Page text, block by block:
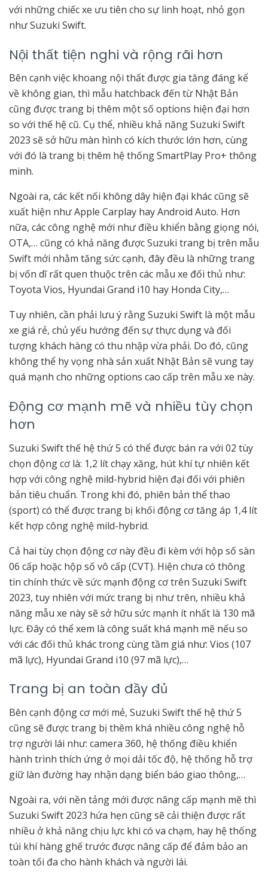
với những chiếc xe ưu tiên cho sự linh hoạt, nhỏ gọn
như Suzuki Swift.
Nội thất tiện nghi và rộng rãi hơn
Bên cạnh việc khoang nội thất được gia tăng đáng kể
về không gian, thì mẫu hatchback đến từ Nhật Bản
cũng được trang bị thêm một số options hiện đại hơn
so với thế hệ cũ. Cụ thể, nhiều khả năng Suzuki Swift
2023 sẽ sở hữu màn hình có kích thước lớn hơn, cùng
với đó là trang bị thêm hệ thống SmartPlay Pro+ thông
minh.
Ngoài ra, các kết nối không dây hiện đại khác cũng sẽ
xuất hiện như Apple Carplay hay Android Auto. Hơn
nữa, các công nghệ mới như điều khiển bằng giọng nói,
OTA,… cũng có khả năng được Suzuki trang bị trên mẫu
Swift mới nhằm tăng sức cạnh, đây đều là những trang
bị vốn dĩ rất quen thuộc trên các mẫu xe đối thủ như:
Toyota Vios, Hyundai Grand i10 hay Honda City,…
Tuy nhiên, cần phải lưu ý rằng Suzuki Swift là một mẫu
xe giá rẻ, chủ yếu hướng đến sự thực dụng và đối
tượng khách hàng có thu nhập vừa phải. Do đó, cũng
không thể hy vọng nhà sản xuất Nhật Bản sẽ vung tay
quá mạnh cho những options cao cấp trên mẫu xe này.
Động cơ mạnh mẽ và nhiều tùy chọn
hơn
Suzuki Swift thế hệ thứ 5 có thể được bán ra với 02 tùy
chọn động cơ là: 1,2 lít chạy xăng, hút khí tự nhiên kết
hợp với công nghệ mild-hybrid hiện đại đối với phiên
bản tiêu chuẩn. Trong khi đó, phiên bản thể thao
(sport) có thể được trang bị khối động cơ tăng áp 1,4 lít
kết hợp công nghệ mild-hybrid.
Cả hai tùy chọn động cơ này đều đi kèm với hộp số sàn
06 cấp hoặc hộp số vô cấp (CVT). Hiện chưa có thông
tin chính thức về sức mạnh động cơ trên Suzuki Swift
2023, tuy nhiên với mức trang bị như trên, nhiều khả
năng mẫu xe này sẽ sở hữu sức mạnh ít nhất là 130 mã
lực. Đây có thể xem là công suất khá mạnh mẽ nếu so
với các đối thủ khác trong cùng tầm giá như: Vios (107
mã lực), Hyundai Grand i10 (97 mã lực),…
Trang bị an toàn đầy đủ
Bên cạnh động cơ mới mẻ, Suzuki Swift thế hệ thứ 5
cũng sẽ được trang bị thêm khá nhiều công nghệ hỗ
trợ người lái như: camera 360, hệ thống điều khiển
hành trình thích ứng ở mọi dải tốc độ, hệ thống hỗ trợ
giữ làn đường hay nhận dạng biển báo giao thông,…
Ngoài ra, với nền tảng mới được nâng cấp mạnh mẽ thì
Suzuki Swift 2023 hứa hẹn cũng sẽ cải thiện được rất
nhiều ở khả năng chịu lực khi có va chạm, hay hệ thống
túi khí hàng ghế trước được nâng cấp để đảm bảo an
toàn tối đa cho hành khách và người lái.